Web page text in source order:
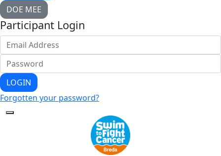
DOE MEE
Participant Login
LOGIN
Forgotten your password?